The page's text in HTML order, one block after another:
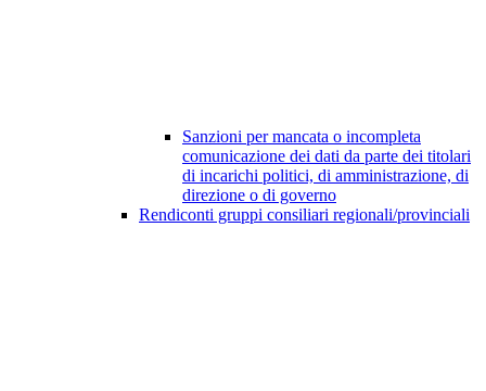
Sanzioni per mancata o incompleta
comunicazione dei dati da parte dei titolari
di incarichi politici, di amministrazione, di
direzione o di governo
Rendiconti gruppi consiliari regionali/provinciali